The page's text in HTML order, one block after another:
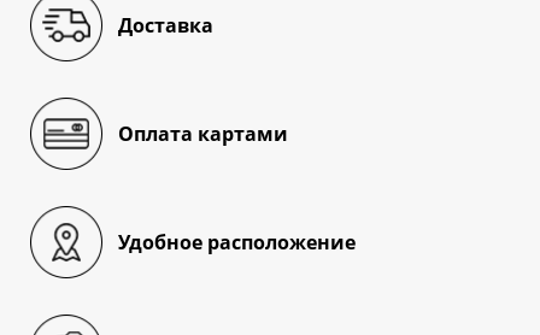
Доставка
Оплата картами
Удобное расположение